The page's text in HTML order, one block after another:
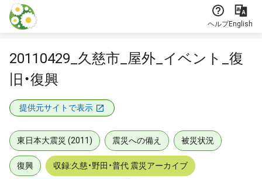
本文に飛ぶ
ヘルプEnglish
20110429_久慈市_屋外_イベント_復
旧・復興
提供元サイトで表示
東日本大震災 (2011) 震災への備え 被災状況
復興 収録:久慈・野田・普代 震災アーカイブ